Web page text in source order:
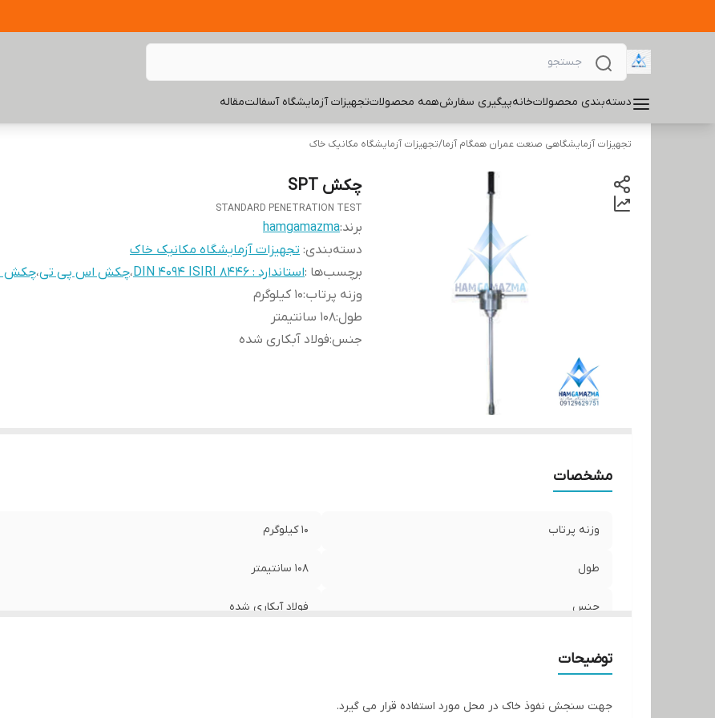
دسته‌بندی محصولاتخانهپیگیری سفارشهمه محصولاتتجهیزات آزمایشگاه آسفالتمقاله
تجهیزات آزمایشگاهی صنعت عمران همگام آزما/تجهیزات آزمایشگاه مکانیک خاک
چکش SPT
STANDARD PENETRATION TEST
برند:hamgamazma
دسته‌بندی: تجهیزات آزمایشگاه مکانیک خاک
برچسب‌ها :استاندارد : DIN 4094 ISIRI 8446 ،چکش اس پی تی،چکش spt خاک
وزنه پرتاب:10 کیلوگرم
طول:108 سانتیمتر
جنس:فولاد آبکاری شده
مشخصات
وزنه پرتاب 10 کیلوگرم
طول 108 سانتیمتر
جنس فولاد آبکاری شده
توضیحات
جهت سنجش نفوذ خاک در محل مورد استفاده قرار می گیرد.